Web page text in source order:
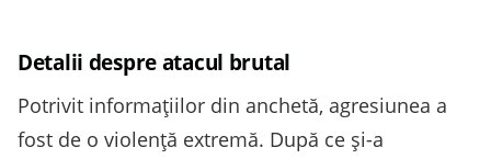
Detalii despre atacul brutal
Potrivit informațiilor din anchetă, agresiunea a
fost de o violență extremă. După ce și-a